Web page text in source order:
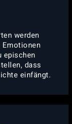
werden
Emotionen
epischen
dass
einfängt.